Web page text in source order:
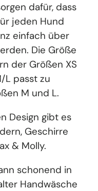
dafür, dass
jeden Hund
einfach über
Die Größe
der Größen XS
L passt zu
M und L.
Design gibt es
Geschirre
& Molly.
schonend in
Handwäsche